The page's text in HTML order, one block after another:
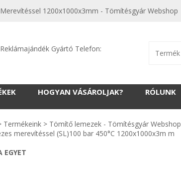
1200x1000x3mm - Tömítésgyár Webshop
Gyártó Telefon:
HOGYAN VÁSÁROLJAK? RÓLUNK
Termékeink > Tömítő lemezek - Tömítésgyár Webshop
merevítéssel (SL)100 bar 450°C 1200x1000x3m m
EGYET